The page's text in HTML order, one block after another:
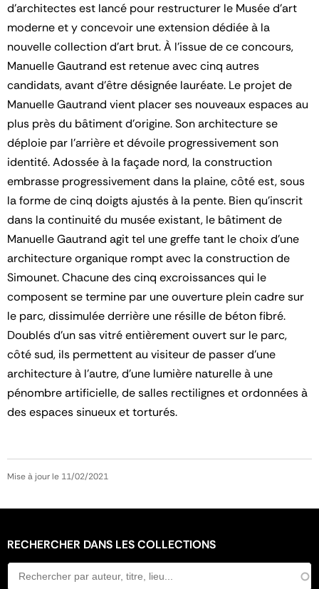
d’architectes est lancé pour restructurer le Musée d'art
moderne et y concevoir une extension dédiée à la
nouvelle collection d’art brut. À l’issue de ce concours,
Manuelle Gautrand est retenue avec cinq autres
candidats, avant d’être désignée lauréate. Le projet de
Manuelle Gautrand vient placer ses nouveaux espaces au
plus près du bâtiment d’origine. Son architecture se
déploie par l’arrière et dévoile progressivement son
identité. Adossée à la façade nord, la construction
embrasse progressivement dans la plaine, côté est, sous
la forme de cinq doigts ajustés à la pente. Bien qu’inscrit
dans la continuité du musée existant, le bâtiment de
Manuelle Gautrand agit tel une greffe tant le choix d’une
architecture organique rompt avec la construction de
Simounet. Chacune des cinq excroissances qui le
composent se termine par une ouverture plein cadre sur
le parc, dissimulée derrière une résille de béton fibré.
Doublés d’un sas vitré entièrement ouvert sur le parc,
côté sud, ils permettent au visiteur de passer d’une
architecture à l’autre, d’une lumière naturelle à une
pénombre artificielle, de salles rectilignes et ordonnées à
des espaces sinueux et torturés.
Mise à jour le 11/02/2021
RECHERCHER DANS LES COLLECTIONS